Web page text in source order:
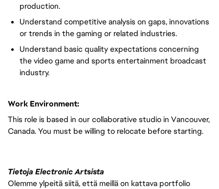
production.
Understand competitive analysis on gaps, innovations
or trends in the gaming or related industries.
Understand basic quality expectations concerning
the video game and sports entertainment broadcast
industry.
Work Environment:
This role is based in our collaborative studio in Vancouver,
Canada. You must be willing to relocate before starting.
Tietoja Electronic Artsista
Olemme ylpeitä siitä, että meillä on kattava portfolio